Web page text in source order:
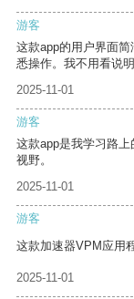
游客
这款app的用户界面
悉操作。我不用看说
2025-11-01
游客
这款app是我学习路
视野。
2025-11-01
游客
这款加速器VPM应用
2025-11-01